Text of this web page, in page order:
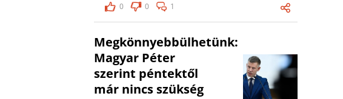
0
0 1
Megkönnyebbülhetünk:
Magyar Péter
szerint péntektől
már nincs szükség